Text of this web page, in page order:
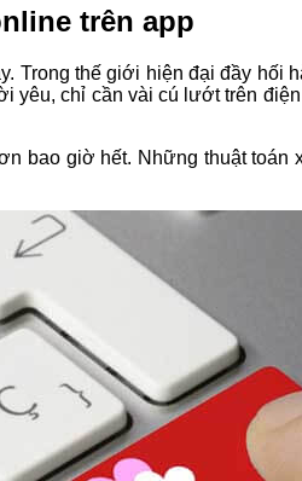
trên app
Trong thế giới hiện đại đầy
chỉ cần vài cú lướt trên
bao giờ hết. Những thuật